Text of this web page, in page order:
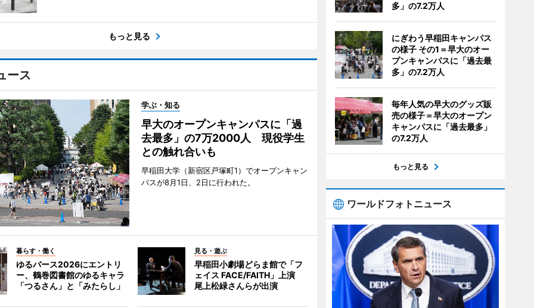
もっと見る
ース
学ぶ・知る
早大のオープンキャンパスに「過
去最多」の7万2000人 現役学生
との触れ合いも
早稲田大学（新宿区戸塚町1）でオープンキャン
パスが8月1日、2日に行われた。
暮らす・働く
ゆるバース2026にエントリ
ー、鶴巻図書館のゆるキャラ
「つるさん」と「みたらし」
見る・遊ぶ
早稲田小劇場どらま館で「フ
ェイス FACE/FAITH」上演
尾上松緑さんらが出演
多」の7.2万人
にぎわう早稲田キャンパス
の様子 その1＝早大のオー
プンキャンパスに「過去最
多」の7.2万人
毎年人気の早大のグッズ販
売の様子＝早大のオープン
キャンパスに「過去最多」
の7.2万人
もっと見る
ワールドフォトニュース